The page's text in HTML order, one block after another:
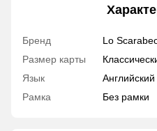
Бренд
Lo
Размер карты
Язык
Английский
Рамка
Без рамки